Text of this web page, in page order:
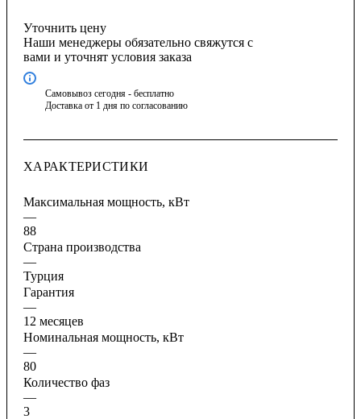
Уточнить цену
Наши менеджеры обязательно свяжутся с
вами и уточнят условия заказа
Самовывоз сегодня - бесплатно
Доставка от 1 дня по согласованию
ХАРАКТЕРИСТИКИ
Максимальная мощность, кВт
—
88
Страна производства
—
Турция
Гарантия
—
12 месяцев
Номинальная мощность, кВт
—
80
Количество фаз
—
3